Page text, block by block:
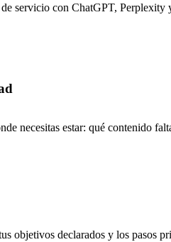
servicio con ChatGPT,
necesitas estar: qué contenido
objetivos declarados y los pasos